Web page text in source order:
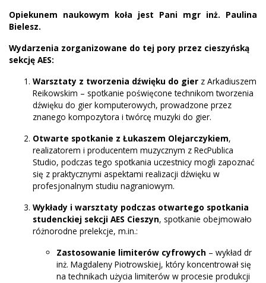
Opiekunem naukowym koła jest Pani mgr inż. Paulina
Bielesz.
Wydarzenia zorganizowane do tej pory przez cieszyńską
sekcję AES:
Warsztaty z tworzenia dźwięku do gier z Arkadiuszem
Reikowskim – spotkanie poświęcone technikom tworzenia
dźwięku do gier komputerowych, prowadzone przez
znanego kompozytora i twórcę muzyki do gier.
Otwarte spotkanie z Łukaszem Olejarczykiem,
realizatorem i producentem muzycznym z RecPublica
Studio, podczas tego spotkania uczestnicy mogli zapoznać
się z praktycznymi aspektami realizacji dźwięku w
profesjonalnym studiu nagraniowym.
Wykłady i warsztaty podczas otwartego spotkania
studenckiej sekcji AES Cieszyn, spotkanie obejmowało
różnorodne prelekcje, m.in.:
Zastosowanie limiterów cyfrowych – wykład dr
inż. Magdaleny Piotrowskiej, który koncentrował się
na technikach użycia limiterów w procesie produkcji